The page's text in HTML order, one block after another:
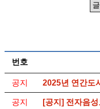
번호
공지 2025년 연간도
공지 [공지] 전자음